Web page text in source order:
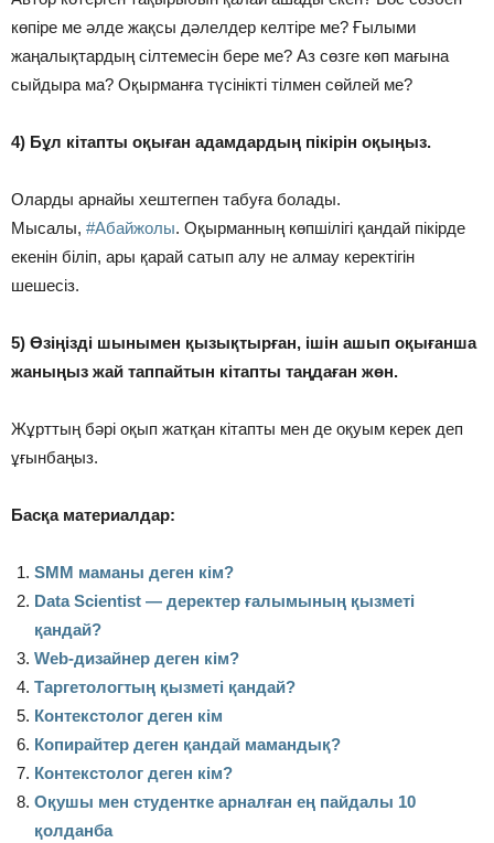
көпіре ме әлде жақсы дәлелдер келтіре ме? Ғылыми
жаңалықтардың сілтемесін бере ме? Аз сөзге көп мағына
сыйдыра ма? Оқырманға түсінікті тілмен сөйлей ме?
4) Бұл кітапты оқыған адамдардың пікірін оқыңыз.
Оларды арнайы хештегпен табуға болады.
Мысалы, #Абайжолы. Оқырманның көпшілігі қандай пікірде
екенін біліп, ары қарай сатып алу не алмау керектігін
шешесіз.
5) Өзіңізді шынымен қызықтырған, ішін ашып оқығанша
жаныңыз жай таппайтын кітапты таңдаған жөн.
Жұрттың бәрі оқып жатқан кітапты мен де оқуым керек деп
ұғынбаңыз.
Басқа материалдар:
SMM маманы деген кім?
Data Scientist — деректер ғалымының қызметі
қандай?
Web-дизайнер деген кім?
Таргетологтың қызметі қандай?
Контекстолог деген кім
Копирайтер деген қандай мамандық?
Контекстолог деген кім?
Оқушы мен студентке арналған ең пайдалы 10
қолданба